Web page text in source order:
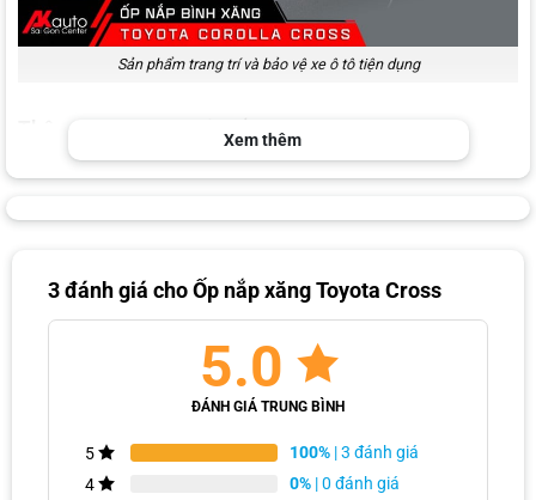
Sản phẩm trang trí và bảo vệ xe ô tô tiện dụng
Thông tin phụ kiện ốp nắp xăng Toyota Cross
Sản phẩm phụ kiện theo xe chất lượng và uy tín
Xem thêm
3 đánh giá choỐp nắp xăng Toyota Cross
5.0
ĐÁNH GIÁ TRUNG BÌNH
5 100% | 3 đánh giá
4
0% | 0 đánh giá